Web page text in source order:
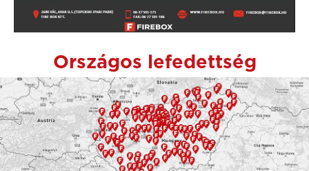
Országos lefedettség